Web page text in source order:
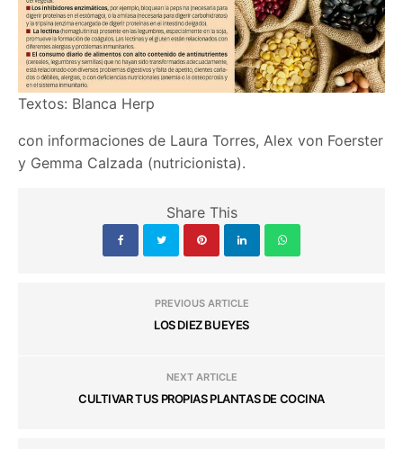
Textos: Blanca Herp
con informaciones de Laura Torres, Alex von Foerster
y Gemma Calzada (nutricionista).
Share This
PREVIOUS ARTICLE
LOS DIEZ BUEYES
NEXT ARTICLE
CULTIVAR TUS PROPIAS PLANTAS DE COCINA